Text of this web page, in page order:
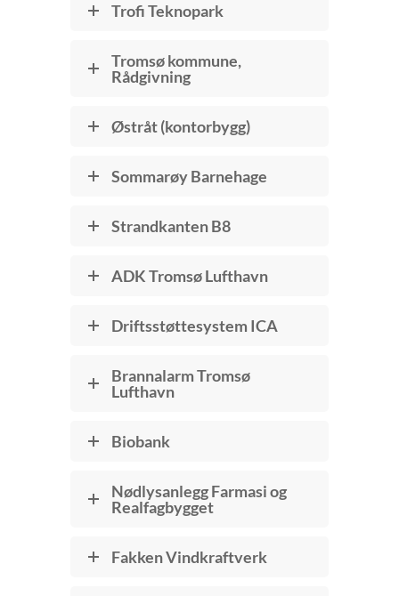
Trofi Teknopark
Tromsø kommune,
Rådgivning
Østråt (kontorbygg)
Sommarøy Barnehage
Strandkanten B8
ADK Tromsø Lufthavn
Driftsstøttesystem ICA
Brannalarm Tromsø
Lufthavn
Biobank
Nødlysanlegg Farmasi og
Realfagbygget
Fakken Vindkraftverk